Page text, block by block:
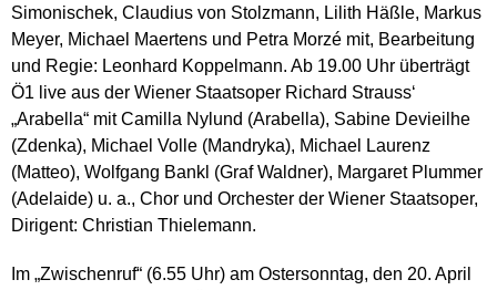
Simonischek, Claudius von Stolzmann, Lilith Häßle, Markus
Meyer, Michael Maertens und Petra Morzé mit, Bearbeitung
und Regie: Leonhard Koppelmann. Ab 19.00 Uhr überträgt
Ö1 live aus der Wiener Staatsoper Richard Strauss‘
„Arabella“ mit Camilla Nylund (Arabella), Sabine Devieilhe
(Zdenka), Michael Volle (Mandryka), Michael Laurenz
(Matteo), Wolfgang Bankl (Graf Waldner), Margaret Plummer
(Adelaide) u. a., Chor und Orchester der Wiener Staatsoper,
Dirigent: Christian Thielemann.
Im „Zwischenruf“ (6.55 Uhr) am Ostersonntag, den 20. April